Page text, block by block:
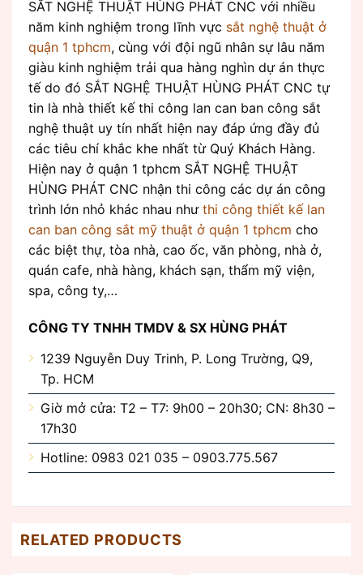
SẮT NGHỆ THUẬT HÙNG PHÁT CNC với nhiều
năm kinh nghiệm trong lĩnh vực sắt nghệ thuật ở
quận 1 tphcm, cùng với đội ngũ nhân sự lâu năm
giàu kinh nghiệm trải qua hàng nghìn dự án thực
tế do đó SẮT NGHỆ THUẬT HÙNG PHÁT CNC tự
tin là nhà thiết kế thi công lan can ban công sắt
nghệ thuật uy tín nhất hiện nay đáp ứng đầy đủ
các tiêu chí khắc khe nhất từ Quý Khách Hàng.
Hiện nay ở quận 1 tphcm SẮT NGHỆ THUẬT
HÙNG PHÁT CNC nhận thi công các dự án công
trình lớn nhỏ khác nhau như thi công thiết kế lan
can ban công sắt mỹ thuật ở quận 1 tphcm cho
các biệt thự, tòa nhà, cao ốc, văn phòng, nhà ở,
quán cafe, nhà hàng, khách sạn, thẩm mỹ viện,
spa, công ty,…
CÔNG TY TNHH TMDV & SX HÙNG PHÁT
1239 Nguyễn Duy Trinh, P. Long Trường, Q9,
Tp. HCM
Giờ mở cửa: T2 – T7: 9h00 – 20h30; CN: 8h30 –
17h30
Hotline: 0983 021 035 – 0903.775.567
RELATED PRODUCTS